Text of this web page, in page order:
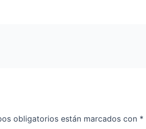
obligatorios están marcados con *